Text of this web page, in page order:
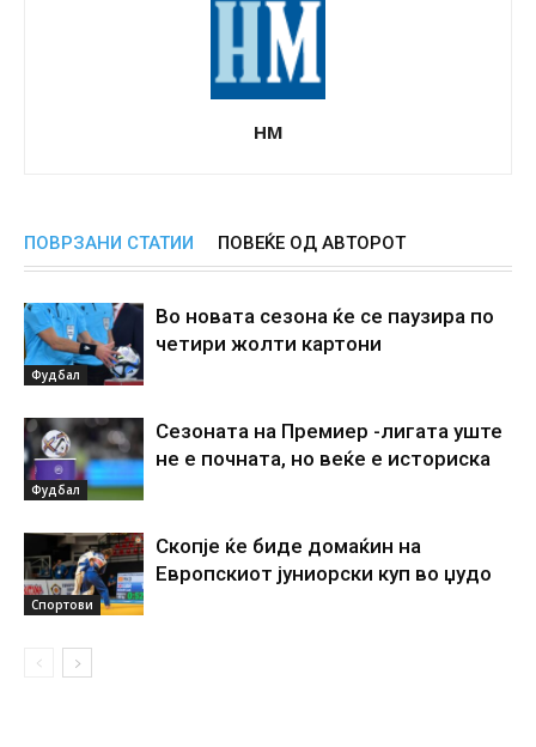
НМ
ПОВРЗАНИ СТАТИИ ПОВЕЌЕ ОД АВТОРОТ
Фудбал
Во новата сезона ќе се паузира по
четири жолти картони
Фудбал
Сезоната на Премиер -лигата уште
не е почната, но веќе е историска
Спортови
Скопје ќе биде домаќин на
Европскиот јуниорски куп во џудо